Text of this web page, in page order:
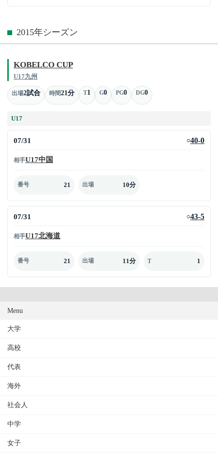
2015年シーズン
KOBELCO CUP
U17九州
出場2試合 時間21分 T1 G0 PG0 DG0
U17
07/31 ○40-0
相手U17中国
番号 21 出場 10分
07/31 ○43-5
相手U17北海道
番号 21 出場 11分 T 1
Menu
大学
高校
代表
海外
社会人
中学
女子